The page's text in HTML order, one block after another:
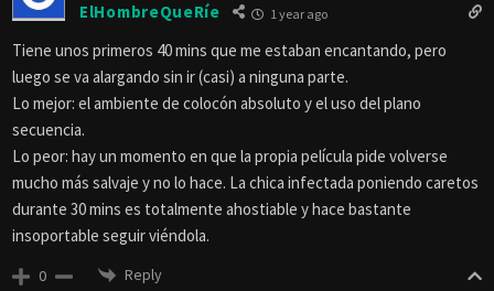
ElHombreQueRíe 1 year ago
Tiene unos primeros 40 mins que me estaban encantando, pero
luego se va alargando sin ir (casi) a ninguna parte.
Lo mejor: el ambiente de colocón absoluto y el uso del plano
secuencia.
Lo peor: hay un momento en que la propia película pide volverse
mucho más salvaje y no lo hace. La chica infectada poniendo caretos
durante 30 mins es totalmente ahostiable y hace bastante
insoportable seguir viéndola.
0 Reply